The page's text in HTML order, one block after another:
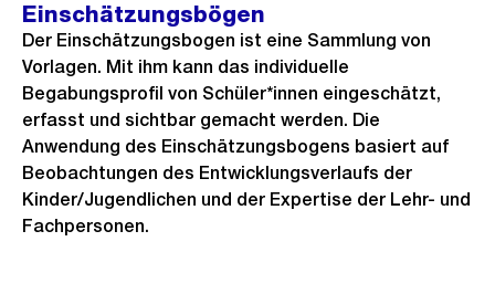
Einschätzungsbögen
Der Einschätzungsbogen ist eine Sammlung von
Vorlagen. Mit ihm kann das individuelle
Begabungsprofil von Schüler*innen eingeschätzt,
erfasst und sichtbar gemacht werden. Die
Anwendung des Einschätzungsbogens basiert auf
Beobachtungen des Entwicklungsverlaufs der
Kinder/Jugendlichen und der Expertise der Lehr- und
Fachpersonen.